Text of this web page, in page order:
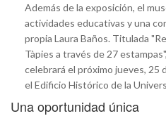
Además de la exposición, el
actividades educativas y una
propia Laura Baños. Titulada
Tàpies a través de 27
celebrará el próximo jueves, 25
el Edificio Histórico de la
Una oportunidad única